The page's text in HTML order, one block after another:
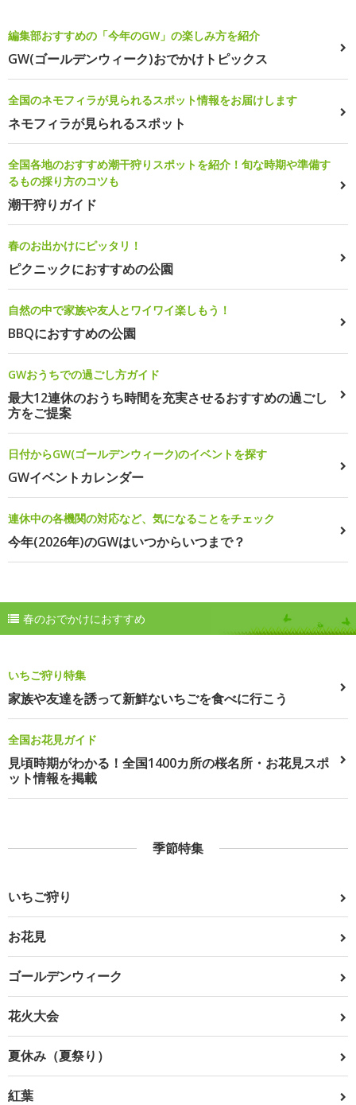
編集部おすすめの「今年のGW」の楽しみ方を紹介
GW(ゴールデンウィーク)おでかけトピックス
全国のネモフィラが見られるスポット情報をお届けします
ネモフィラが見られるスポット
全国各地のおすすめ潮干狩りスポットを紹介！旬な時期や準備す
るもの採り方のコツも
潮干狩りガイド
春のお出かけにピッタリ！
ピクニックにおすすめの公園
自然の中で家族や友人とワイワイ楽しもう！
BBQにおすすめの公園
GWおうちでの過ごし方ガイド
最大12連休のおうち時間を充実させるおすすめの過ごし
方をご提案
日付からGW(ゴールデンウィーク)のイベントを探す
GWイベントカレンダー
連休中の各機関の対応など、気になることをチェック
今年(2026年)のGWはいつからいつまで？
春のおでかけにおすすめ
いちご狩り特集
家族や友達を誘って新鮮ないちごを食べに行こう
全国お花見ガイド
見頃時期がわかる！全国1400カ所の桜名所・お花見スポ
ット情報を掲載
季節特集
いちご狩り
お花見
ゴールデンウィーク
花火大会
夏休み（夏祭り）
紅葉